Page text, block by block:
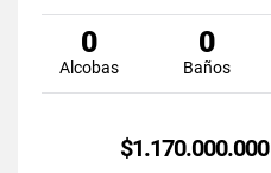
0
Alcobas
0
Baños
$1.170.000.000